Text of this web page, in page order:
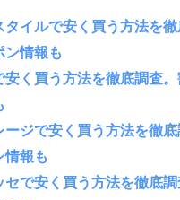
タイルで安く買う方法を徹
ン情報も
安く買う方法を徹底調査
ージで安く買う方法を徹底
情報も
セで安く買う方法を徹底調